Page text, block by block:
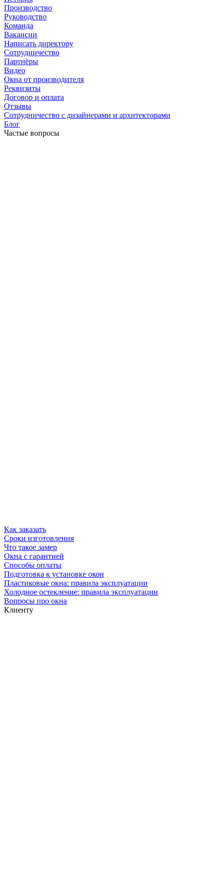
Производство
Руководство
Команда
Вакансии
Написать директору
Сотрудничество
Партнёры
Видео
Окна от производителя
Реквизиты
Договор и оплата
Отзывы
Сотрудничество с дизайнерами и архитекторами
Блог
Частые вопросы
Как заказать
Сроки изготовления
Что такое замер
Окна с гарантией
Способы оплаты
Подготовка к установке окон
Пластиковые окна: правила эксплуатации
Холодное остекление: правила эксплуатации
Вопросы про окна
Клиенту